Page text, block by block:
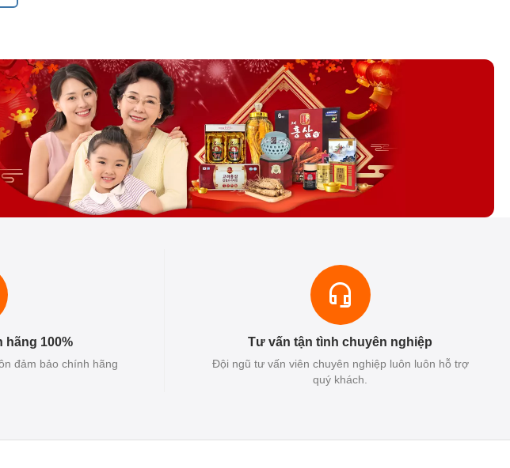
hãng 100%
đảm bảo chính hãng
Tư vấn tận tình chuyên nghiệp
Đội ngũ tư vấn viên chuyên nghiệp luôn luôn hỗ trợ
quý khách.